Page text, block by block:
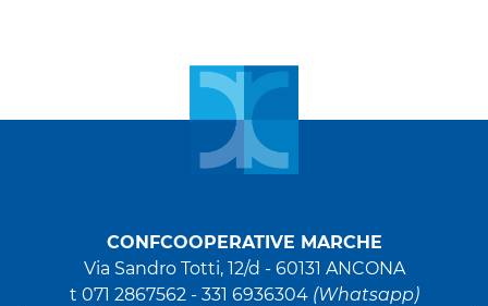
CONFCOOPERATIVE MARCHE
Via Sandro Totti, 12/d - 60131 ANCONA
t 071 2867562 - 331 6936304 (Whatsapp)